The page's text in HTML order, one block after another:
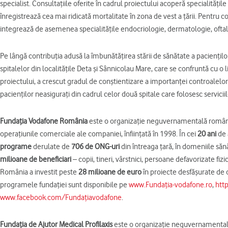
specialist. Consultațiile oferite în cadrul proiectului acoperă
înregistrează cea mai ridicată mortalitate în zona de vest a țării.
integrează de asemenea specialitățile endocriologie, dermatologie,
Pe lângă contribuția adusă la îmbunătățirea stării de sănătate a
spitalelor din localitățile Deta și Sânnicolau Mare, care se confruntă cu
proiectului, a crescut gradul de conștientizare a importanței
pacienților neasigurați din cadrul celor două spitale care folosesc
Fundaţia Vodafone Româniaeste o organizaţie neguvernamentală
operaţiunile comerciale ale companiei, înfiinţată în 1998. În cei 20 anide
programederulate de 706 de ONG-uridin întreaga țară, în domeniile
milioanede beneficiari– copii, tineri, vârstnici, persoane defavorizate
România a investit peste 28 milioane de euroîn proiecte desfăşurate
programele fundaţiei sunt disponibile pe www.Fundația-vodafone.ro,
www.facebook.com/Fundațiavodafone.
Fundația de Ajutor Medical Profilaxiseste o organizație